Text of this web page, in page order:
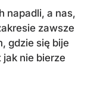
napadli, a nas,
zawsze
gdzie się bije
nie bierze